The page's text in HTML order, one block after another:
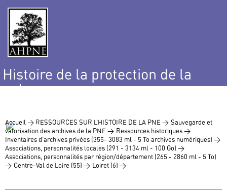
Histoire de la protection de la
nature
Accueil > RESSOURCES SUR L’HISTOIRE DE LA PNE > Sauvegarde et
valorisation des archives de la PNE > Ressources historiques >
Inventaires d’archives privées (355- 3083 ml - 5 To archives numériques) >
Associations, personnalités locales (291 - 3134 ml - 100 Go) >
Associations, personnalités par région/département (265 - 2860 ml - 5 To)
> Centre-Val de Loire (55) > Loiret (6) >